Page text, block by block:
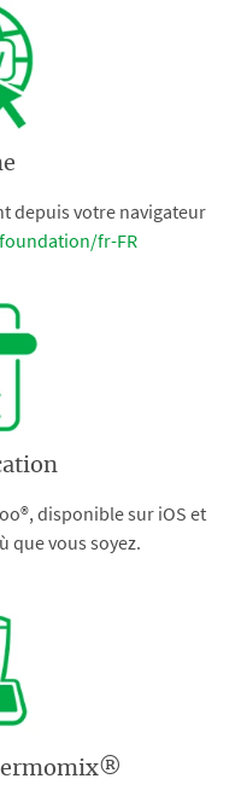
depuis votre navigateur
fr-FR
disponible sur iOS et
que vous soyez.